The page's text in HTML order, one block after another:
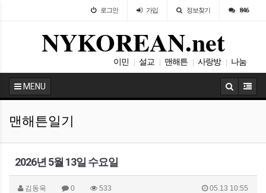
로그인 가입 정보찾기 846
NYKOREAN.net
이민 설교 맨해튼 사랑방 나눔
뉴욕
MENU
맨해튼일기
2026년 5월 13일 수요일
김동욱 0 533 05.13 10:55